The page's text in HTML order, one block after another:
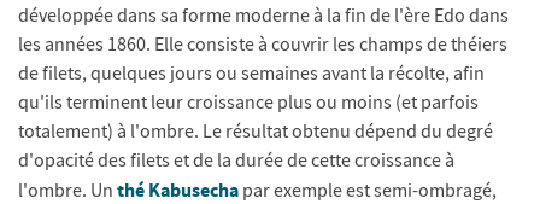
développée dans sa forme moderne à la fin de l'ère Edo dans
les années 1860. Elle consiste à couvrir les champs de théiers
de filets, quelques jours ou semaines avant la récolte, afin
qu'ils terminent leur croissance plus ou moins (et parfois
totalement) à l'ombre. Le résultat obtenu dépend du degré
d'opacité des filets et de la durée de cette croissance à
l'ombre. Un thé Kabusecha par exemple est semi-ombragé,